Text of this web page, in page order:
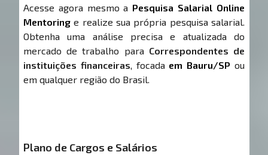
Acesse agora mesmo a Pesquisa Salarial Online
Mentoring e realize sua própria pesquisa salarial.
Obtenha uma análise precisa e atualizada do
mercado de trabalho para Correspondentes de
instituições financeiras, focada em Bauru/SP ou
em qualquer região do Brasil.
Plano de Cargos e Salários